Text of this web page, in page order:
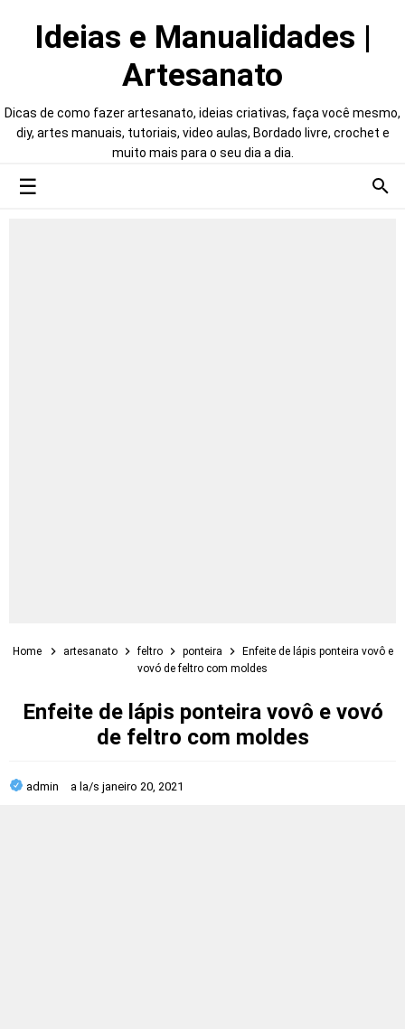
Ideias e Manualidades |
Artesanato
Dicas de como fazer artesanato, ideias criativas, faça você mesmo,
diy, artes manuais, tutoriais, video aulas, Bordado livre, crochet e
muito mais para o seu dia a dia.
Home artesanato feltro ponteira
Enfeite de lápis ponteira vovô e
vovó de feltro com moldes
Enfeite de lápis ponteira vovô e vovó
de feltro com moldes
admin a la/s janeiro 20, 2021